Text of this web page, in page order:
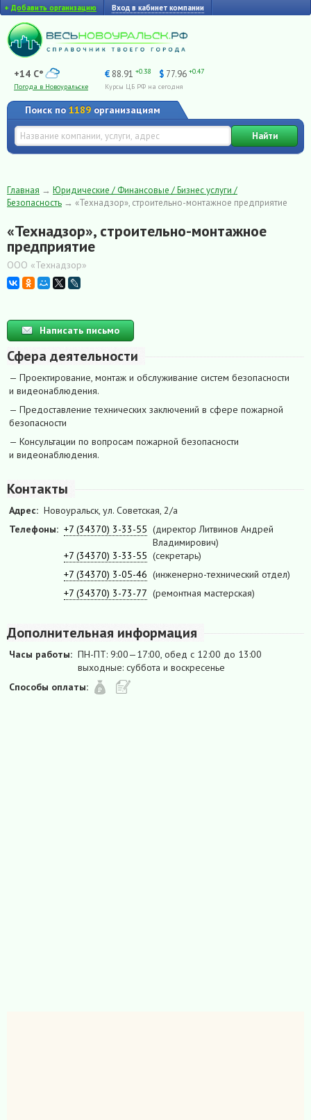
+ Добавить организацию Вход в кабинет компании
+14 C°
Погода в Новоуральске
€ 88.91 +0.38 $ 77.96 +0.47
Курсы ЦБ РФ на сегодня
Поиск по 1189 организациям
Найти
Главная → Юридические / Финансовые / Бизнес услуги /
Безопасность → «Технадзор», строительно-монтажное предприятие
«Технадзор», строительно-монтажное
предприятие
ООО «Технадзор»
Написать письмо
Сфера деятельности
— Проектирование, монтаж и обслуживание систем безопасности
и видеонаблюдения.
— Предоставление технических заключений в сфере пожарной
безопасности
— Консультации по вопросам пожарной безопасности
и видеонаблюдения.
Контакты
Адрес: Новоуральск, ул. Советская, 2/а
Телефоны: +7 (34370) 3-33-55 (директор Литвинов Андрей
Владимирович)
+7 (34370) 3-33-55 (секретарь)
+7 (34370) 3-05-46 (инженерно-технический отдел)
+7 (34370) 3-73-77 (ремонтная мастерская)
Дополнительная информация
Часы работы: ПН-ПТ: 9:00—17:00, обед с 12:00 до 13:00
выходные: суббота и воскресенье
Способы оплаты: